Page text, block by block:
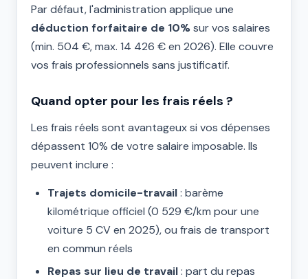
Par défaut, l'administration applique une
déduction forfaitaire de 10%sur vos salaires
(min. 504 €, max. 14 426 € en 2026). Elle couvre
vos frais professionnels sans justificatif.
Quand opter pour les frais réels ?
Les frais réels sont avantageux si vos dépenses
dépassent 10% de votre salaire imposable. Ils
peuvent inclure :
Trajets domicile-travail: barème
kilométrique officiel (0 529 €/km pour une
voiture 5 CV en 2025), ou frais de transport
en commun réels
Repas sur lieu de travail: part du repas